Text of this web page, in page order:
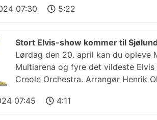
07:30
5:22
Stort Elvis-show kommer til
Lørdag den 20. april kan du opleve
Multiarena og fyre det vildeste
Creole Orchestra. Arrangør Henrik
07:45 4:11